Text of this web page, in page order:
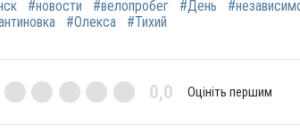
#новости #велопробег #День
#Олекса #Тихий
0,0 Оцініть першим